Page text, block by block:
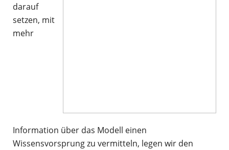
darauf
setzen, mit
mehr
Information über das Modell einen
Wissensvorsprung zu vermitteln, legen wir den